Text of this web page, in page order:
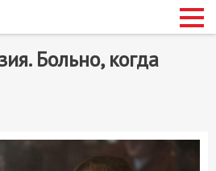
Больно, когда